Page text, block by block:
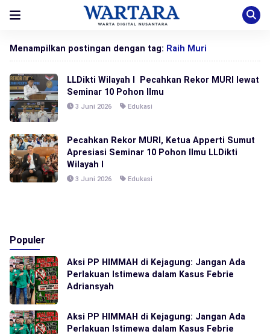
Menampilkan postingan dengan tag: Raih Muri
LLDikti Wilayah I Pecahkan Rekor MURI lewat
Seminar 10 Pohon Ilmu
3 Juni 2026 Edukasi
Pecahkan Rekor MURI, Ketua Apperti Sumut
Apresiasi Seminar 10 Pohon Ilmu LLDikti
Wilayah I
3 Juni 2026 Edukasi
Populer
Aksi PP HIMMAH di Kejagung: Jangan Ada
Perlakuan Istimewa dalam Kasus Febrie
Adriansyah
Aksi PP HIMMAH di Kejagung: Jangan Ada
Perlakuan Istimewa dalam Kasus Febrie